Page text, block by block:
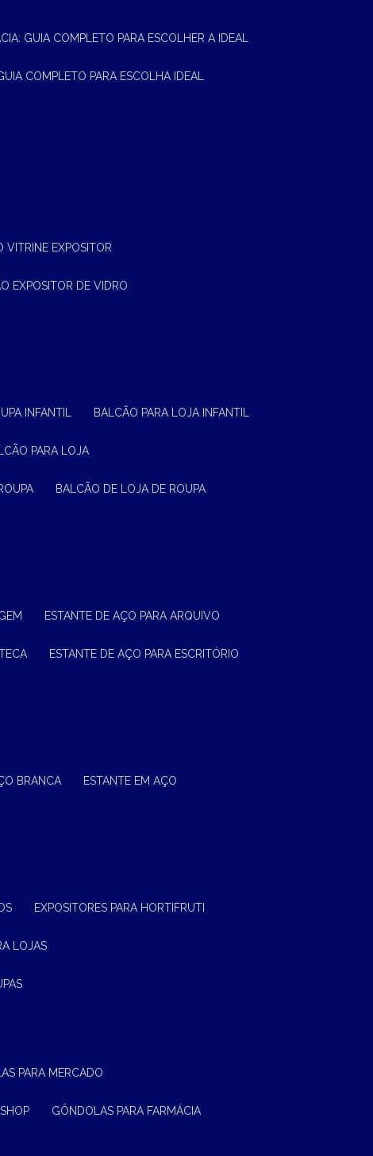
GUIA COMPLETO PARA ESCOLHER A IDEAL
COMPLETO PARA ESCOLHA IDEAL
VITRINE EXPOSITOR
EXPOSITOR DE VIDRO
INFANTIL BALCÃO PARA LOJA INFANTIL
PARA LOJA
BALCÃO DE LOJA DE ROUPA
ESTANTE DE AÇO PARA ARQUIVO
ESTANTE DE AÇO PARA ESCRITÓRIO
BRANCA ESTANTE EM AÇO
EXPOSITORES PARA HORTIFRUTI
LOJAS
PARA MERCADO
GÔNDOLAS PARA FARMÁCIA